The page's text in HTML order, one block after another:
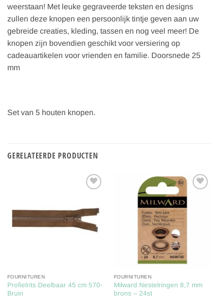
weerstaan! Met leuke gegraveerde teksten en designs
zullen deze knopen een persoonlijk tintje geven aan uw
gebreide creaties, kleding, tassen en nog veel meer! De
knopen zijn bovendien geschikt voor versiering op
cadeauartikelen voor vrienden en familie. Doorsnede 25
mm
Set van 5 houten knopen.
GERELATEERDE PRODUCTEN
verlanglijst
FOURNITUREN
Profielrits Deelbaar 45 cm 570-
Bruin
Toevoegen
verlanglijst
FOURNITUREN
Milward Nestelringen 8,7 mm
brons – 24st